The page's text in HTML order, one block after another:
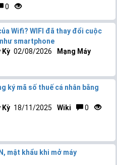
0
Wifi? WIFI đã thay đổi cuộc
smartphone
Kỳ 02/08/2026
Mạng Máy
ký mã số thuế cá nhân bằng
Kỳ 18/11/2025 Wiki 0
mật khẩu khi mở máy